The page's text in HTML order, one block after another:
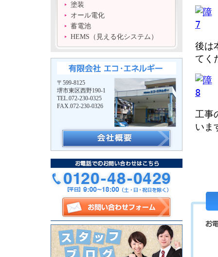
塗装
オール電化
蓄電池
HEMS（見える化システム）
〒599-8125
堺市東区西野190-1
TEL.072-230-0325
FAX.072-230-0326
後は
てく
工事
いま